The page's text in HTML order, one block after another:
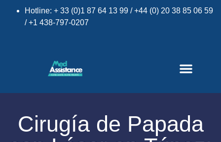
Hotline: + 33 (0)1 87 64 13 99 / +44 (0) 20 38 85 06 59
/ +1 438-797-0207
Cirugía de Papada